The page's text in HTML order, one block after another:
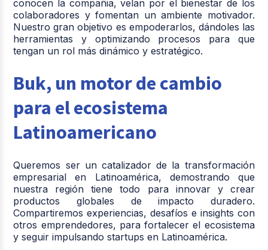
conocen la compañia, velan por el bienestar de los
colaboradores y fomentan un ambiente motivador.
Nuestro gran objetivo es empoderarlos, dándoles las
herramientas y optimizando procesos para que
tengan un rol más dinámico y estratégico.
Buk, un motor de cambio
para el ecosistema
Latinoamericano
Queremos ser un catalizador de la transformación
empresarial en Latinoamérica, demostrando que
nuestra región tiene todo para innovar y crear
productos globales de impacto duradero.
Compartiremos experiencias, desafíos e insights con
otros emprendedores, para fortalecer el ecosistema
y seguir impulsando startups en Latinoamérica.